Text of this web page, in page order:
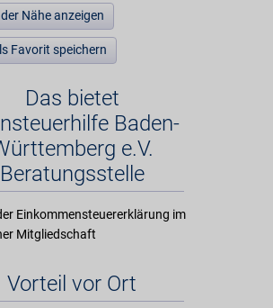
Nähe anzeigen
Favorit speichern
Das bietet
Baden-
e.V.
Beratungsstelle
Einkommensteuererklärung im
Mitgliedschaft
Vorteil vor Ort